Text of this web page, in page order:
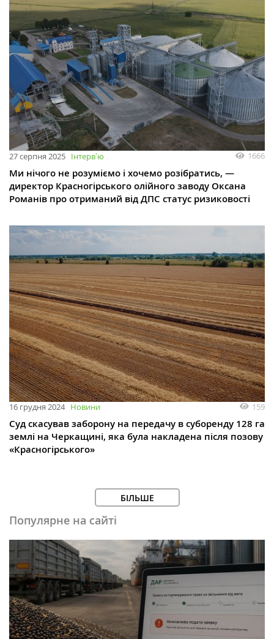
27 серпня 2025 Інтервʼю 1666
Ми нічого не розуміємо і хочемо розібратись, —
директор Красногірського олійного заводу Оксана
Романів про отриманий від ДПС статус ризиковості
16 грудня 2024 Новини 159
Суд скасував заборону на передачу в суборенду 128 га
землі на Черкащині, яка була накладена після позову
«Красногірського»
БІЛЬШЕ
Популярне на сайті